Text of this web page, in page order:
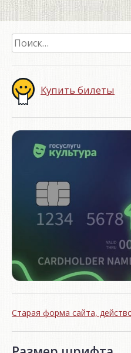
Найти:
Купить билеты
Старая форма сайта,